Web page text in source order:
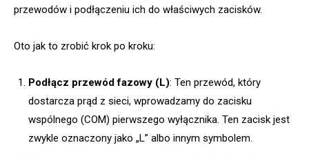
przewodów i podłączeniu ich do właściwych zacisków.
Oto jak to zrobić krok po kroku:
Podłącz przewód fazowy (L): Ten przewód, który
dostarcza prąd z sieci, wprowadzamy do zacisku
wspólnego (COM) pierwszego wyłącznika. Ten zacisk jest
zwykle oznaczony jako „L” albo innym symbolem.